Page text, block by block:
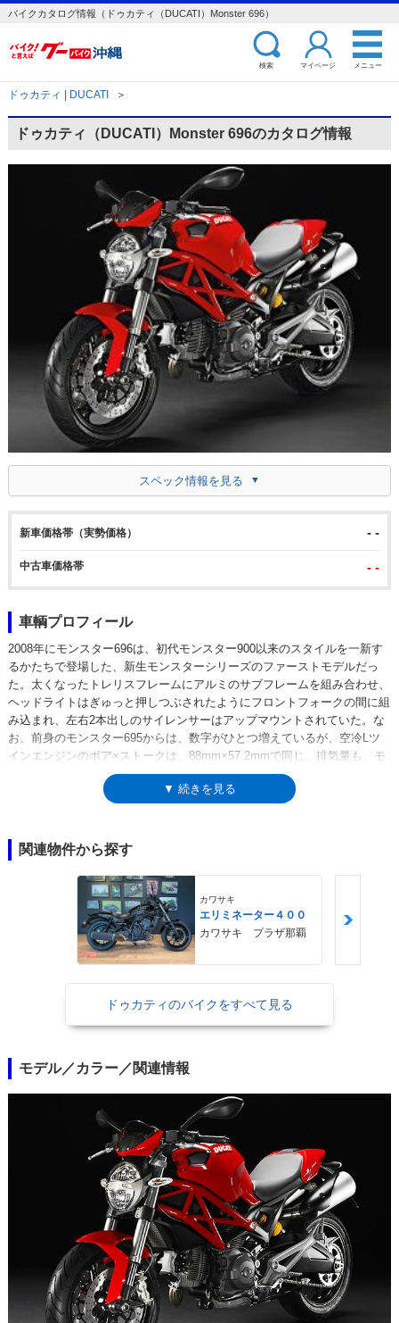
バイクカタログ情報（ドゥカティ（DUCATI）Monster 696）
検索 マイページ メニュー
ドゥカティ | DUCATI ＞
ドゥカティ（DUCATI）Monster 696のカタログ情報
スペック情報を見る
新車価格帯（実勢価格） - -
中古車価格帯 - -
車輌プロフィール
2008年にモンスター696は、初代モンスター900以来のスタイルを一新す
るかたちで登場した、新生モンスターシリーズのファーストモデルだっ
た。太くなったトレリスフレームにアルミのサブフレームを組み合わせ、
ヘッドライトはぎゅっと押しつぶされたようにフロントフォークの間に組
み込まれ、左右2本出しのサイレンサーはアップマウントされていた。な
お、前身のモンスター695からは、数字がひとつ増えているが、空冷Lツ
インエンジンのボア×ストークは、88mm×57.2mmで同じ。排気量も、モ
ンスター695が695cc、696が696ccということになっているが、計算上
は、約695.8cというのが両モデルに共通する排気量だった。但し、燃焼室
クロビキニカウル」とシングルシートカウルを備えたモンスター696＋
（プラス）もラインナップされた（2010年まで）。2013年には、モンス
ターシリーズの20周年を記念したアニバーサリーモデルもラインナップさ
▼ 続きを見る
関連物件から探す
カワサキ
エリミネーター４００
カワサキ プラザ那覇
ドゥカティのバイクをすべて見る
モデル／カラー／関連情報